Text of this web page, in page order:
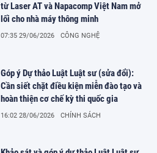
từ Laser AT và Napacomp Việt Nam mở
lối cho nhà máy thông minh
07:35 29/06/2026 CÔNG NGHỆ
Góp ý Dự thảo Luật Luật sư (sửa đổi):
Cần siết chặt điều kiện miễn đào tạo và
hoàn thiện cơ chế kỳ thi quốc gia
16:02 28/06/2026 CHÍNH SÁCH